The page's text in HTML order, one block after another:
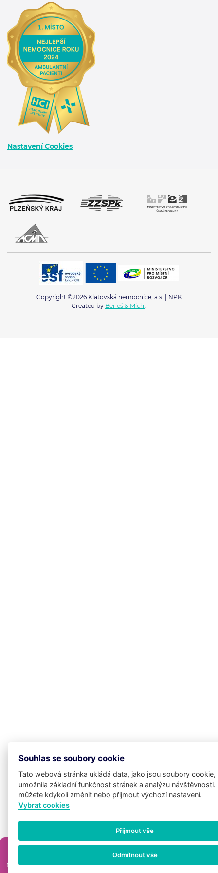
Nastavení Cookies
Copyright ©2026 Klatovská nemocnice, a.s. | NPK
Created by Beneš & Michl .
×
Jste s naší péčí spokojeni?
Prosíme, podělte se o vaše zkušenosti! Děkujeme.
Souhlas se soubory cookie
Tato webová stránka ukládá data, jako jsou soubory cookie,
umožnila základní funkčnost stránek a analýzu návštěvnosti.
můžete kdykoli změnit nebo přijmout výchozí nastavení.
Vybrat cookies
Přijmout vše
Odmítnout vše
Potřebujete poradit?Zeptejte se
asistentaChettyh